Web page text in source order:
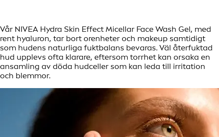
Vår NIVEA Hydra Skin Effect Micellar Face Wash Gel, med
rent hyaluron, tar bort orenheter och makeup samtidigt
som hudens naturliga fuktbalans bevaras. Väl återfuktad
hud upplevs ofta klarare, eftersom torrhet kan orsaka en
ansamling av döda hudceller som kan leda till irritation
och blemmor.